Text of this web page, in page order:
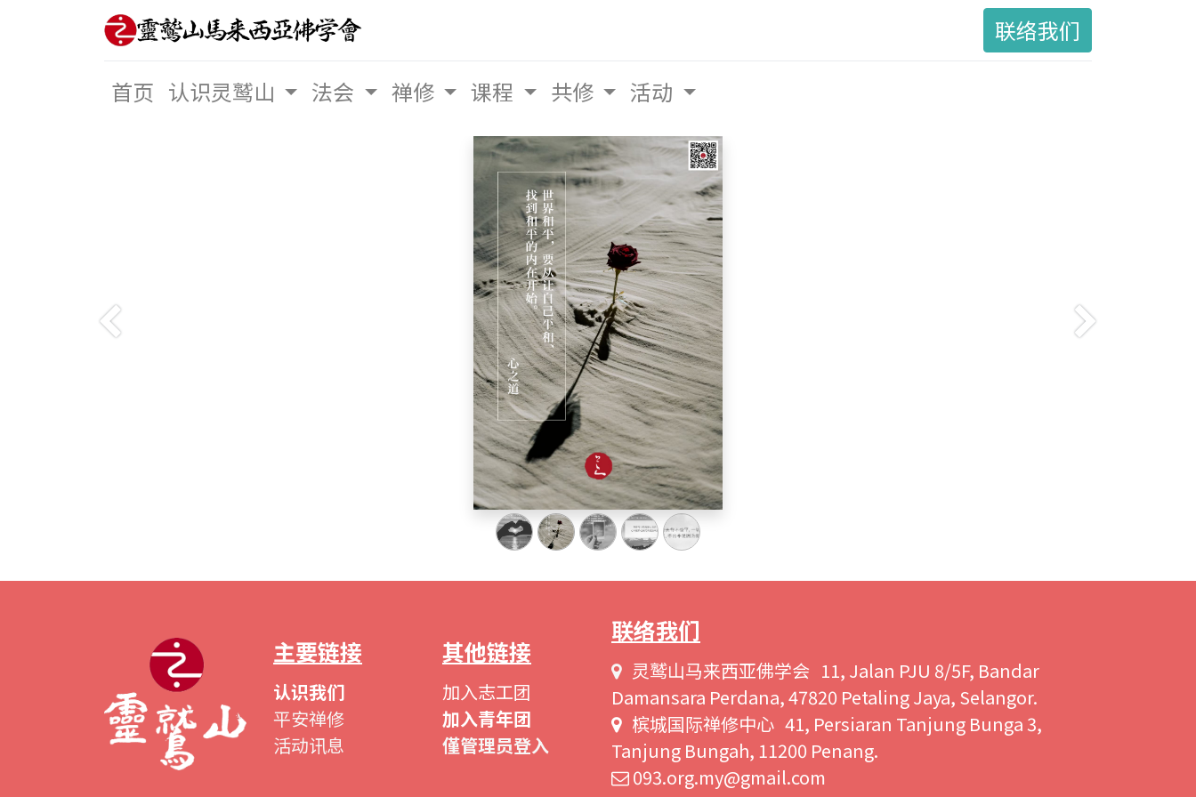
联络我们
首页 认识灵鹫山 法会 禅修 课程 共修 活动
Previous Next
主要链接
认识我们
平安禅修
活动讯息
其他链接
加入志工团
加入青年团
僅管理员登入
联络我们
灵鹫山马来西亚佛学会 11, Jalan PJU 8/5F, Bandar
Damansara Perdana, 47820 Petaling Jaya, Selangor.
槟城国际禅修中心 41, Persiaran Tanjung Bunga 3,
Tanjung Bungah, 11200 Penang.
093.org.my@gmail.com